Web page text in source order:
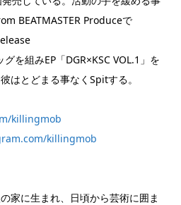
BEATMASTER Produceで
を組みEP「DGR×KSC VOL.1」を
はとどまる事なくSpitする。
killingmob
killingmob
家に生まれ、日頃から芸術に囲ま